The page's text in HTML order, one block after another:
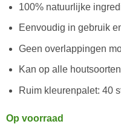
100% natuurlijke
Eenvoudig in gebruik
Geen overlappingen
Kan op alle
Ruim kleurenpalet: 40
Op voorraad